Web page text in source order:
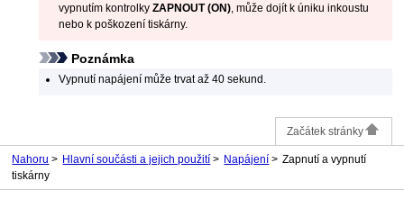
vypnutím kontrolkyZAPNOUT (ON), může dojít k úniku inkoustu
nebo k poškozenítiskárny.
Poznámka
Vypnutí napájení může trvat až 40 sekund.
Začátek stránky
Nahoru Hlavní součásti a jejich použití Napájení
Zapnutí a vypnutí
tiskárny